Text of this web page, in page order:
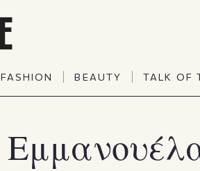
People
FASHION BEAUTY TALK OF
FASHION TALK OF